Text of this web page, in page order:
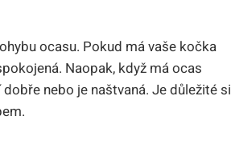
ocasu. Pokud má vaše kočka
Naopak, když má ocas
nebo je naštvaná. Je důležité si